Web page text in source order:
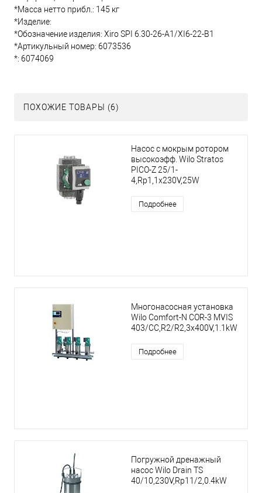
*Масса нетто прибл.: 145 кг
*Изделие:
*Обозначение изделия: Xiro SPI 6.30-26-A1/XI6-22-B1
*Артикульный номер: 6073536
*: 6074069
ПОХОЖИЕ ТОВАРЫ (6)
Насос с мокрым ротором
высокоэфф. Wilo Stratos
PICO-Z 25/1-
4,Rp1,1x230V,25W
Подробнее
Многонасосная установка
Wilo Comfort-N COR-3 MVIS
403/CC,R2/R2,3x400V,1.1kW
Подробнее
Погружной дренажный
насос Wilo Drain TS
40/10,230V,Rp11/2,0.4kW